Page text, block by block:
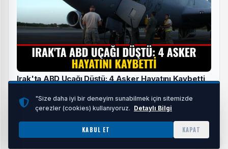
Irak'ta ABD Uçağı Düştü: 4 Asker Hayatını Kaybetti,
HABERI OKU
Açıklamada, Türkiye’nin ilgili ülkelerdeki diplomatik
"Size daha iyi bir deneyim sunabilmek için sitemizde
çerezler (cookies) kullanıyoruz. Detaylı Bilgi
KABUL ET KAPAT